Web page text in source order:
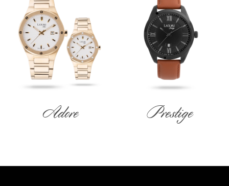
Prestige
Adore